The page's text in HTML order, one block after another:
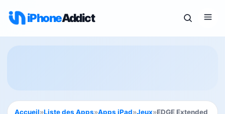
iPhoneAddict
Accueil»Liste des Apps»Apps iPad»Jeux»EDGE Extended